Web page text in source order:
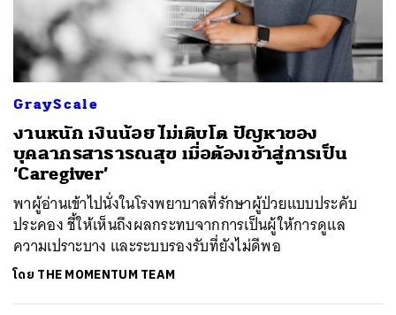
GrayScale
งานหนัก เงินน้อย ไม่เติบโต ปัญหาของ
บุคลากรสาธารณสุข เมื่อต้องเข้าสู่การเป็น
‘Caregiver’
พาผู้อ่านเข้าไปนั่งในโรงพยาบาลที่รักษาผู้ป่วยแบบประคับ
ประคอง ชี้ให้เห็นถึงผลกระทบจากการเป็นผู้ให้การดูแล
ความเปราะบาง และระบบรองรับที่ยังไม่ดีพอ
โดย THE MOMENTUM TEAM